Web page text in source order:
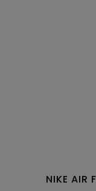
NIKE AIR